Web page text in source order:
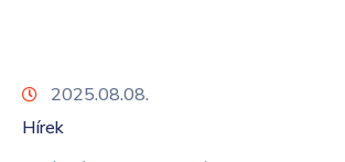
2025.08.08.
Hírek